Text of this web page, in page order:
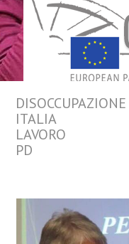
DISOCCUPAZIONE
ITALIA
LAVORO
PD